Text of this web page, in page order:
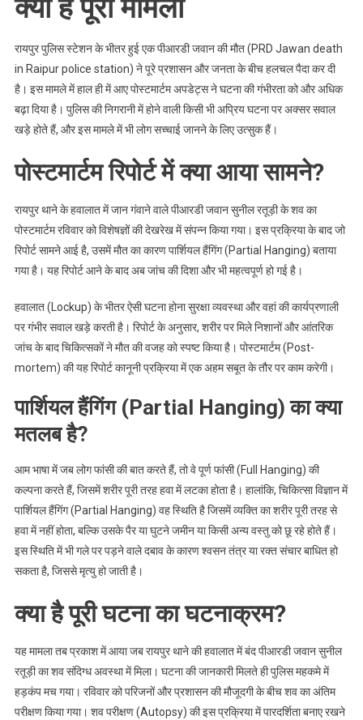
सच
क्या है पूरा मामला
रायपुर पुलिस स्टेशन के भीतर हुई एक पीआरडी जवान की मौत (PRD Jawan death
in Raipur police station) ने पूरे प्रशासन और जनता के बीच हलचल पैदा कर दी
है। इस मामले में हाल ही में आए पोस्टमार्टम अपडेट्स ने घटना की गंभीरता को और अधिक
बढ़ा दिया है। पुलिस की निगरानी में होने वाली किसी भी अप्रिय घटना पर अक्सर सवाल
खड़े होते हैं, और इस मामले में भी लोग सच्चाई जानने के लिए उत्सुक हैं।
पोस्टमार्टम रिपोर्ट में क्या आया सामने?
रायपुर थाने के हवालात में जान गंवाने वाले पीआरडी जवान सुनील रतूड़ी के शव का
पोस्टमार्टम रविवार को विशेषज्ञों की देखरेख में संपन्न किया गया। इस प्रक्रिया के बाद जो
रिपोर्ट सामने आई है, उसमें मौत का कारण पार्शियल हैंगिंग (Partial Hanging) बताया
गया है। यह रिपोर्ट आने के बाद अब जांच की दिशा और भी महत्वपूर्ण हो गई है।
हवालात (Lockup) के भीतर ऐसी घटना होना सुरक्षा व्यवस्था और वहां की कार्यप्रणाली
पर गंभीर सवाल खड़े करती है। रिपोर्ट के अनुसार, शरीर पर मिले निशानों और आंतरिक
जांच के बाद चिकित्सकों ने मौत की वजह को स्पष्ट किया है। पोस्टमार्टम (Post-
mortem) की यह रिपोर्ट कानूनी प्रक्रिया में एक अहम सबूत के तौर पर काम करेगी।
पार्शियल हैंगिंग (Partial Hanging) का क्या
मतलब है?
आम भाषा में जब लोग फांसी की बात करते हैं, तो वे पूर्ण फांसी (Full Hanging) की
कल्पना करते हैं, जिसमें शरीर पूरी तरह हवा में लटका होता है। हालांकि, चिकित्सा विज्ञान में
पार्शियल हैंगिंग (Partial Hanging) वह स्थिति है जिसमें व्यक्ति का शरीर पूरी तरह से
हवा में नहीं होता, बल्कि उसके पैर या घुटने जमीन या किसी अन्य वस्तु को छू रहे होते हैं।
इस स्थिति में भी गले पर पड़ने वाले दबाव के कारण श्वसन तंत्र या रक्त संचार बाधित हो
सकता है, जिससे मृत्यु हो जाती है।
क्या है पूरी घटना का घटनाक्रम?
यह मामला तब प्रकाश में आया जब रायपुर थाने की हवालात में बंद पीआरडी जवान सुनील
रतूड़ी का शव संदिग्ध अवस्था में मिला। घटना की जानकारी मिलते ही पुलिस महकमे में
हड़कंप मच गया। रविवार को परिजनों और प्रशासन की मौजूदगी के बीच शव का अंतिम
परीक्षण किया गया। शव परीक्षण (Autopsy) की इस प्रक्रिया में पारदर्शिता बनाए रखने